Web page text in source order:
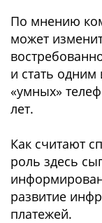
По мнению
может
и стать одним
«умных»
лет.
Как считают
роль здесь
развитие
платежей.